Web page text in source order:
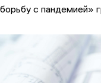
борьбу с пандемией»